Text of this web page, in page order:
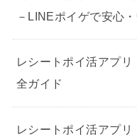
－LINEポイゲで安心
レシートポイ活アプ
全ガイド
レシートポイ活アプ